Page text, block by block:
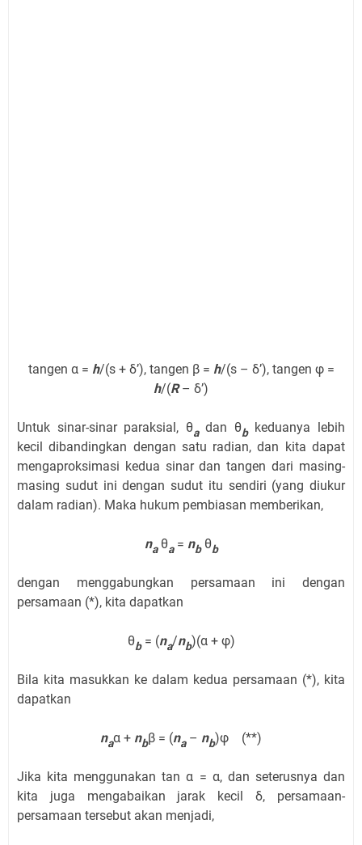
tangen α = h/(s + δ’), tangen β = h/(s – δ’), tangen φ =
h/(R– δ’)
Untuk sinar-sinar paraksial, θadan θbkeduanya lebih
kecil dibandingkan dengan satu radian, dan kita dapat
mengaproksimasi kedua sinar dan tangen dari masing-
masing sudut ini dengan sudut itu sendiri (yang diukur
dalam radian). Maka hukum pembiasan memberikan,
na θa= nbθb
dengan menggabungkan persamaan ini dengan
persamaan (*), kita dapatkan
θb= (na/nb)(α + φ)
Bila kita masukkan ke dalam kedua persamaan (*), kita
dapatkan
naα + nbβ = (na– nb)φ (**)
Jika kita menggunakan tan α = α, dan seterusnya dan
kita juga mengabaikan jarak kecil δ, persamaan-
persamaan tersebut akan menjadi,